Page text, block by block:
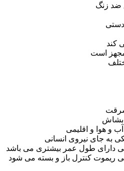
ضد زنگ
دستی
کند
مجهز است
سرقت
بشاش
و هوا و اقلیمی
به جای نیروی انسانی
دارای طول عمر بیشتری می باشد
ریموت کنترل باز و بسته می شود